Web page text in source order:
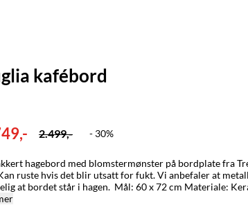
kafébord
2.499,- - 30%
hagebord med blomstermønster på bordplate fra Trend Design.
hvis det blir utsatt for fukt. Vi anbefaler at metallet blir behandlet hvis det er
står i hagen. Mål: 60 x 72 cm Materiale: Keramikk. Stein. Metall-understell.